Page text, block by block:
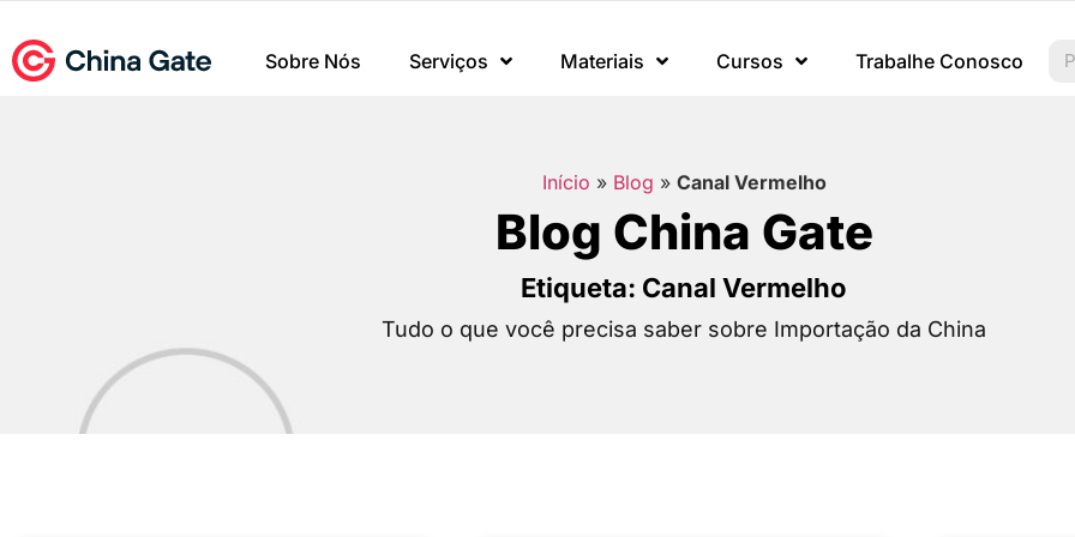
Sobre Nós Serviços Materiais Cursos Trabalhe Conosco
Início » Blog » Canal Vermelho
Blog China Gate
Etiqueta: Canal Vermelho
Tudo o que você precisa saber sobre Importação da China